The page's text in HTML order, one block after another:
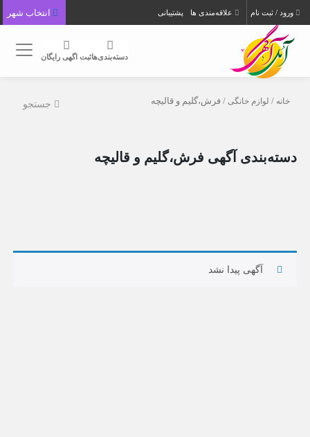
ورود / ثبت نام علاقه‌مندی ها پشتیبانی
دسته‌بندی‌هاثبت اگهی رایگان
جستجو خانه / لوازم خانگی / فرش،گلیم و قالیچه
دسته‌بندی آگهی فرش،گلیم و قالیچه
آگهی پیدا نشد